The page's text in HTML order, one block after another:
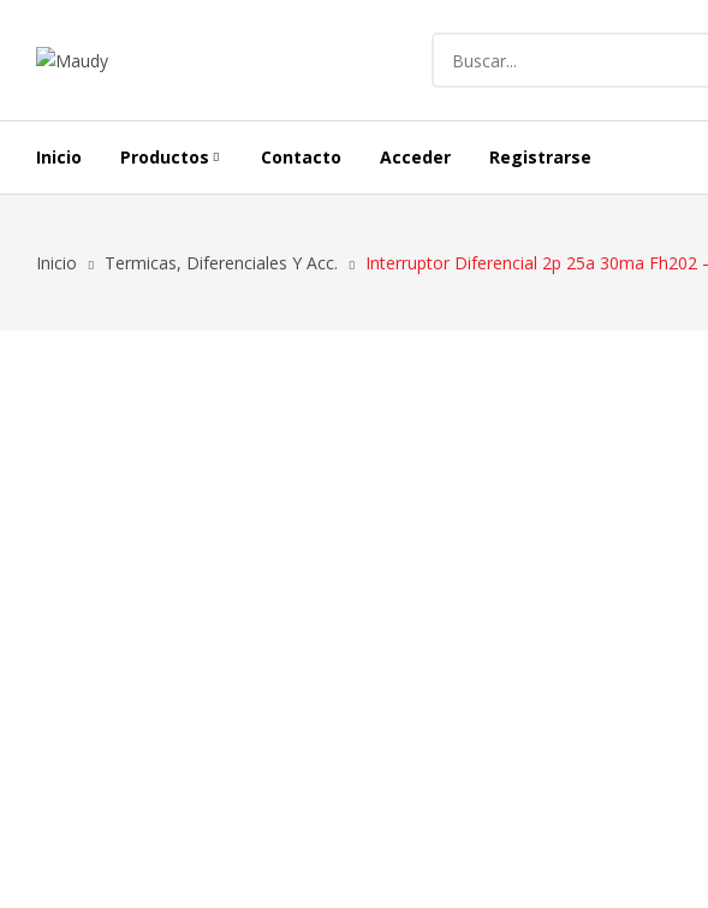
Inicio Productos
Iluminación Exterior
Representaciones
Contacto Acceder Registrarse
Inicio Termicas, Diferenciales Y Acc. Interruptor Diferencial 2p 25a 30ma Fh202